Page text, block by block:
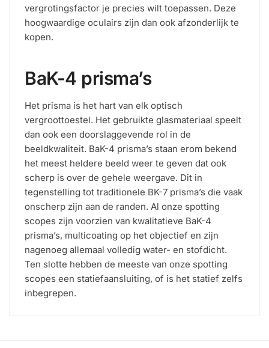
vergrotingsfactor je precies wilt toepassen. Deze
hoogwaardige oculairs zijn dan ook afzonderlijk te
kopen.
BaK-4 prisma’s
Het prisma is het hart van elk optisch
vergroottoestel. Het gebruikte glasmateriaal speelt
dan ook een doorslaggevende rol in de
beeldkwaliteit. BaK-4 prisma’s staan erom bekend
het meest heldere beeld weer te geven dat ook
scherp is over de gehele weergave. Dit in
tegenstelling tot traditionele BK-7 prisma’s die vaak
onscherp zijn aan de randen. Al onze spotting
scopes zijn voorzien van kwalitatieve BaK-4
prisma’s, multicoating op het objectief en zijn
nagenoeg allemaal volledig water- en stofdicht.
Ten slotte hebben de meeste van onze spotting
scopes een statiefaansluiting, of is het statief zelfs
inbegrepen.